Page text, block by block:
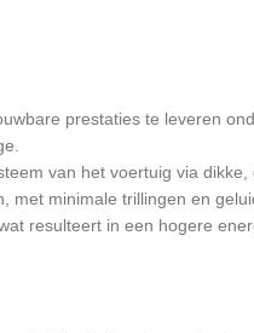
prestaties te leveren
van het voertuig via
minimale trillingen en
resulteert in een hogere